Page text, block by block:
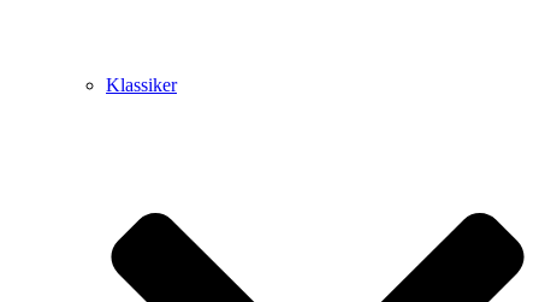
Klassiker